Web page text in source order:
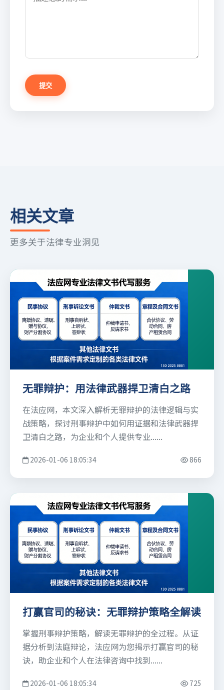
提交
相关文章
更多关于法律专业洞见
无罪辩护：用法律武器捍卫清白之路
在法应网，本文深入解析无罪辩护的法律逻辑与实
战策略，探讨刑事辩护中如何用证据和法律武器捍
卫清白之路，为企业和个人提供专业......
2026-01-06 18:05:34 866
打赢官司的秘诀：无罪辩护策略全解读
掌握刑事辩护策略，解读无罪辩护的全过程。从证
据分析到法庭辩论，法应网为您揭示打赢官司的秘
诀，助企业和个人在法律咨询中找到......
2026-01-06 18:05:34 725